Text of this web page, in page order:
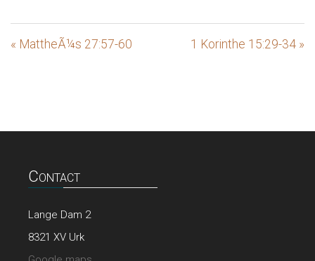
« MattheÃ¼s 27:57-60 1 Korinthe 15:29-34 »
Contact
Lange Dam 2
8321 XV Urk